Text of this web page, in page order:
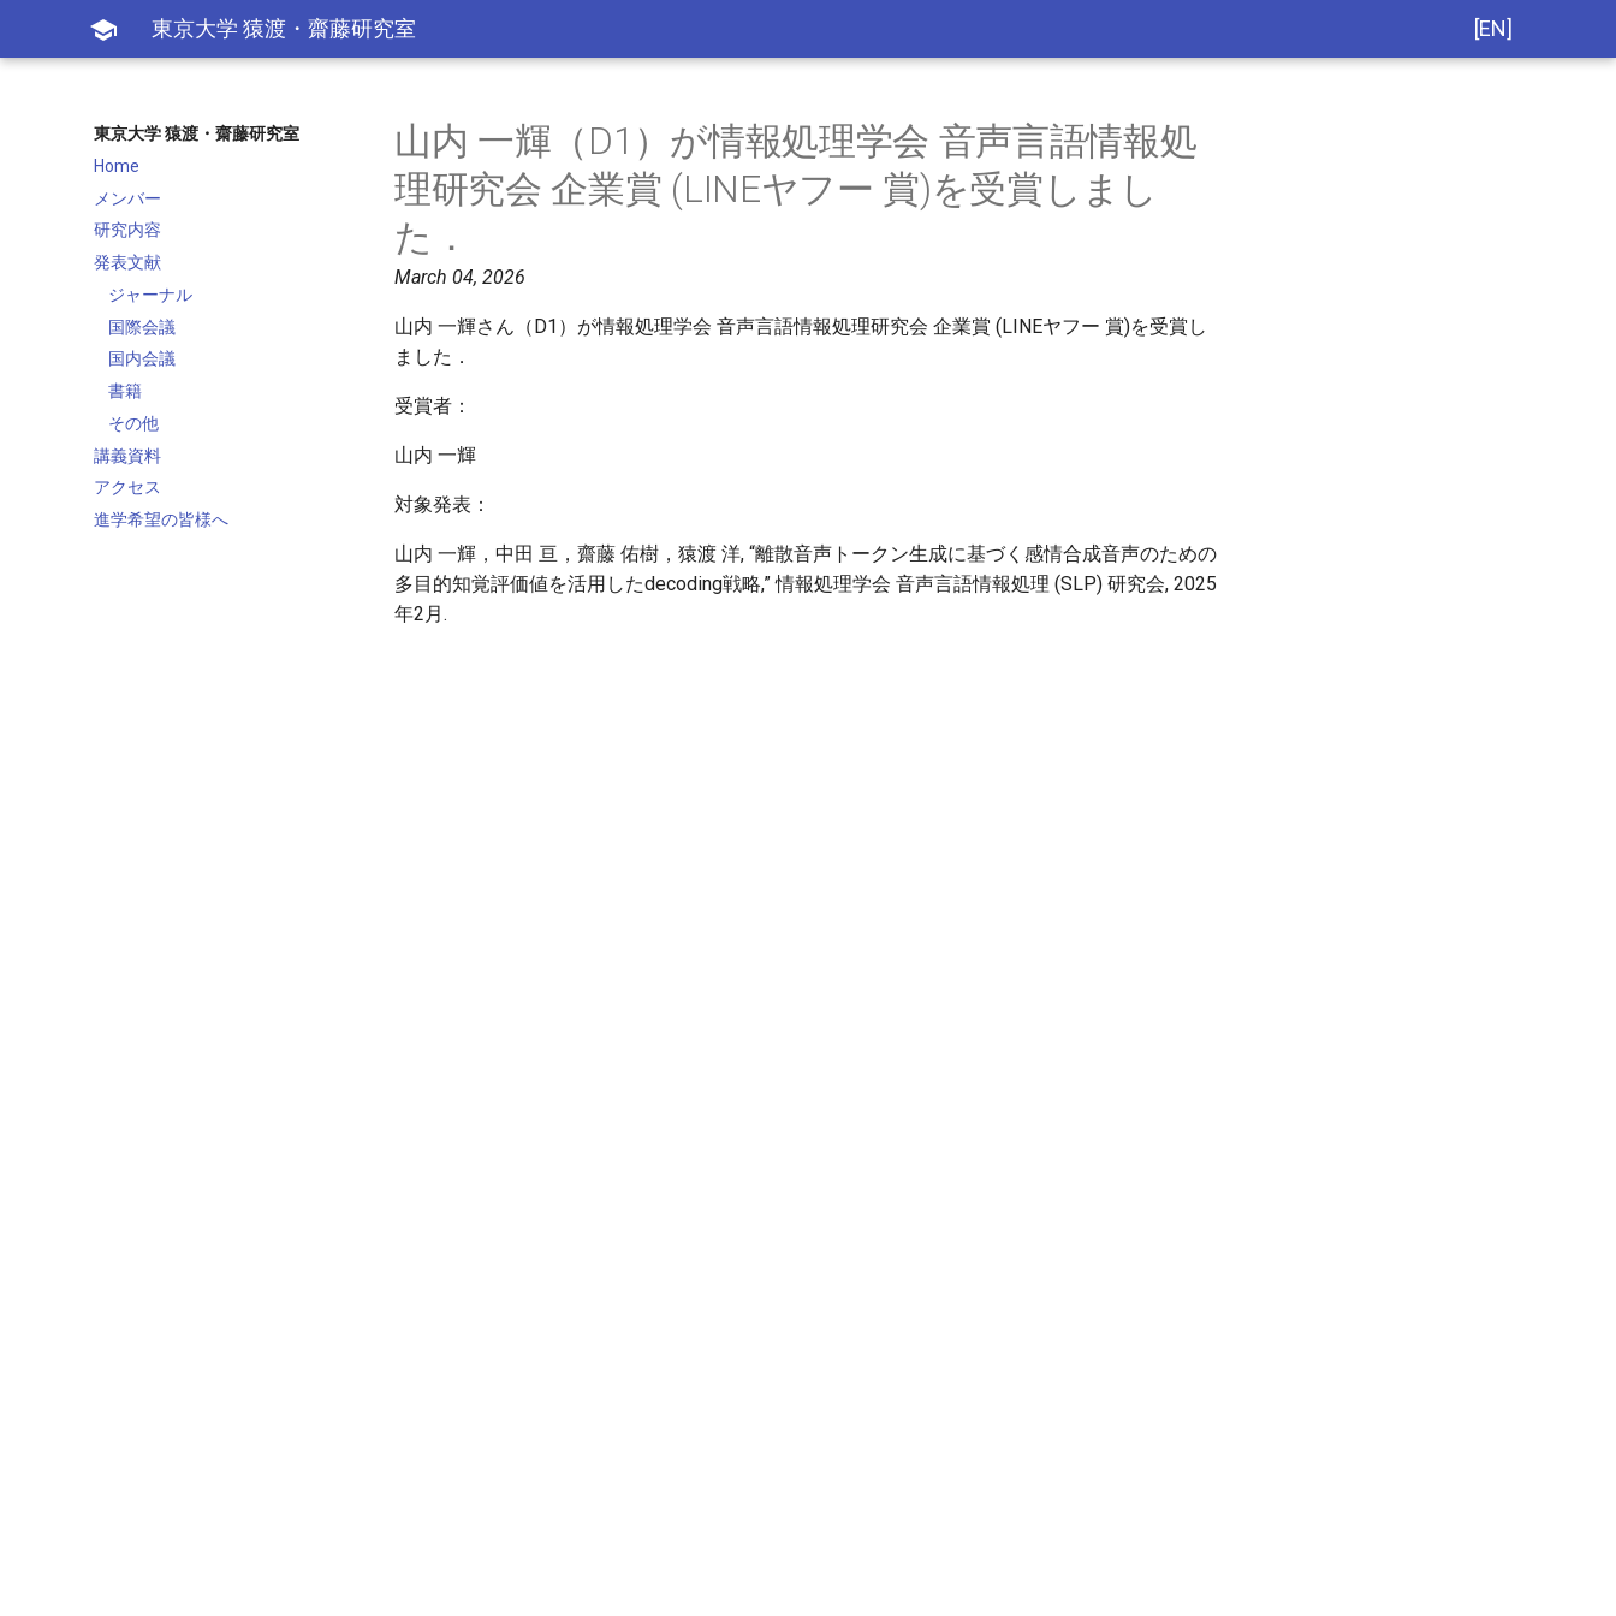
 東京大学 猿渡・齋藤研究室 [EN]
東京大学 猿渡・齋藤研究室
Home
メンバー
研究内容
発表文献
ジャーナル
国際会議
国内会議
書籍
その他
講義資料
アクセス
進学希望の皆様へ
山内 一輝（D1）が情報処理学会 音声言語情報処
理研究会 企業賞 (LINEヤフー 賞)を受賞しまし
た．
March 04, 2026
山内 一輝さん（D1）が情報処理学会 音声言語情報処理研究会 企業賞 (LINEヤフー 賞)を受賞し
ました．
受賞者：
山内 一輝
対象発表：
山内 一輝，中田 亘，齋藤 佑樹，猿渡 洋, “離散音声トークン生成に基づく感情合成音声のための
多目的知覚評価値を活用したdecoding戦略,” 情報処理学会 音声言語情報処理 (SLP) 研究会, 2025
年2月.